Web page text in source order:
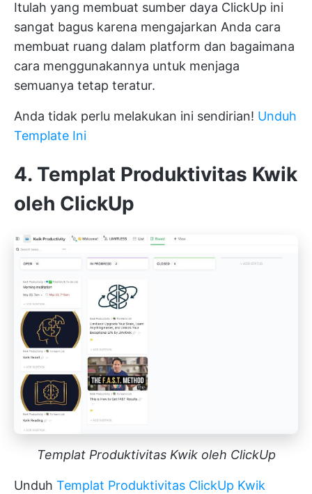
Itulah yang membuat sumber daya ClickUp ini
sangat bagus karena mengajarkan Anda cara
membuat ruang dalam platform dan bagaimana
cara menggunakannya untuk menjaga
semuanya tetap teratur.
Anda tidak perlu melakukan ini sendirian! Unduh
Template Ini
4. Templat Produktivitas Kwik
oleh ClickUp
Templat Produktivitas Kwik oleh ClickUp
Unduh Templat Produktivitas ClickUp Kwik